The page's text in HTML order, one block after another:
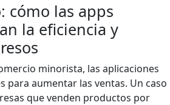
cómo las apps
la eficiencia y
minorista, las aplicaciones
para aumentar las ventas. Un caso
que venden productos por